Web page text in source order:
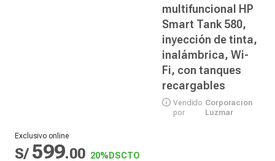
multifuncional HP
Smart Tank 580,
inyección de tinta,
inalámbrica, Wi-
Fi, con tanques
recargables
Vendido
por
Corporacion
Luzmar
Exclusivo online
S/ 599.00 20% DSCTO